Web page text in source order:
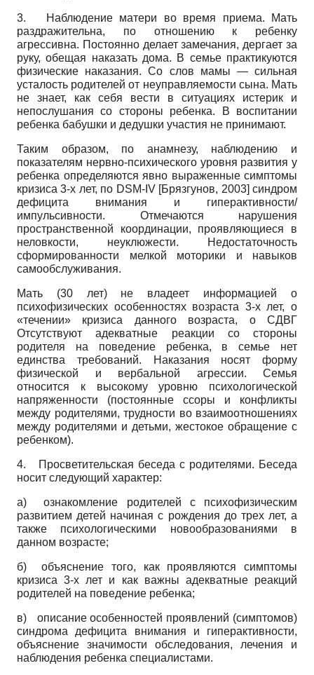
3.
Наблюдение матери во время приема. Мать
раздражительна, по отношению к ребенку
агрессивна. Постоянно делает замечания, дергает за
руку, обещая наказать дома. В семье практикуются
физические наказания. Со слов мамы — сильная
усталость родителей от неуправляемости сына. Мать
не знает, как себя вести в ситуациях истерик и
непослушания со стороны ребенка. В воспитании
ребенка бабушки и дедушки участия не принимают.
Таким образом, по анамнезу, наблюдению и
показателям нервно-психического уровня развития у
ребенка определяются явно выраженные симптомы
кризиса 3-х лет, по DSM-IV [Брязгунов, 2003] синдром
дефицита внимания и гиперактивности/
импульсивности. Отмечаются нарушения
пространственной координации, проявляющиеся в
неловкости, неуклюжести. Недостаточность
сформированности мелкой моторики и навыков
самообслуживания.
Мать (30 лет) не владеет информацией о
психофизических особенностях возраста 3-х лет, о
«течении» кризиса данного возраста, о СДВГ
Отсутствуют адекватные реакции со стороны
родителя на поведение ребенка, в семье нет
единства требований. Наказания носят форму
физической и вербальной агрессии. Семья
относится к высокому уровню психологической
напряженности (постоянные ссоры и конфликты
между родителями, трудности во взаимоотношениях
между родителями и детьми, жестокое обращение с
ребенком).
4.
Просветительская беседа с родителями. Беседа
носит следующий характер:
а) ознакомление родителей с психофизическим
развитием детей начиная с рождения до трех лет, а
также психологическими новообразованиями в
данном возрасте;
б) объяснение того, как проявляются симптомы
кризиса 3-х лет и как важны адекватные реакций
родителей на поведение ребенка;
в) описание особенностей проявлений (симптомов)
синдрома дефицита внимания и гиперактивнос­ти,
объяснение значимости обследования, лечения и
наблюдения ребенка специалистами.